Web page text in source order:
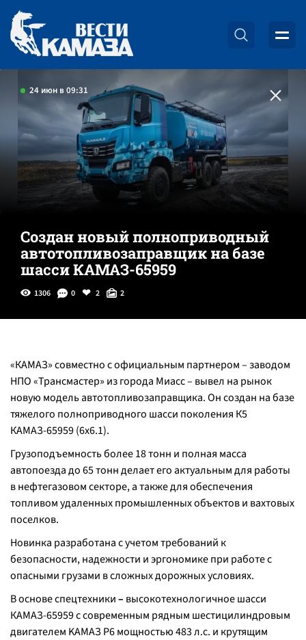
24 июн в 09:31
Создан новый полноприводный
автотопливозаправщик на базе
шасси КАМАЗ-65959
1306 0 2 2
«КАМАЗ» совместно с официальным партнером – заводом
НПО «Трансмастер» из города Миасс – вывел на рынок
новую модель автотопливозаправщика. Он создан на базе
тяжелого полноприводного шасси поколения К5
КАМАЗ-65959 (6х6.1).
Грузоподъемность более 18 тонн и полная масса
автопоезда до 65 тонн делает его актуальным для работы
в нефтегазовом секторе,а также для обеспечения
топливом удаленных промышленных объектов и вахтовых
поселков.
Новинка разработана с учетом требований к
безопасности, надежности и эргономике при работе с
опасными грузами в сложных дорожных условиях.
В основе спецтехники– высокотехнологичноешасси
КАМАЗ-65959 с современным рядным шестицилиндровым
двигателем KAMAЗ Р6 мощностью 483 л.с. и крутящим